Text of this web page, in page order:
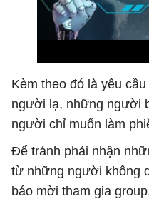
Kèm theo đó là yêu
người lạ, những người
người chỉ muốn làm
Để tránh phải nhận
từ những người không
báo mời tham gia